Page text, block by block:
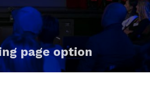
Les replays de l'édition 2023
replays de l'édition 2025
page option